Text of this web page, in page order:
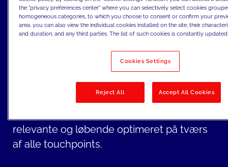
Vi skaber samlede
kundedataøkosystemer, der forbinder
integrere CRM, CDP og
personaliseringsmotorer muliggør vi
segmentering, test og AI-drevet
beslutningstagning i realtid, så
relevante og løbende optimeret på tværs
af alle touchpoints.
the "privacy preferences center" where you can selectively select cookies
homogeneous categories, to which you choose to consent or confirm your
area, you can also view the individual cookies installed on the site, their
and duration, and any third parties. The list of such cookies is constantly updated.
Cookies Settings
Reject All Accept All Cookies